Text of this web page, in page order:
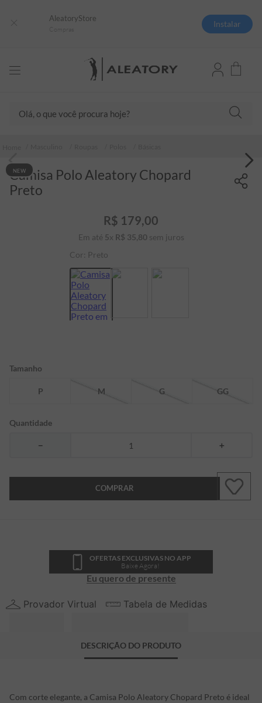
AleatoryStore
Instalar
NEW
Camisa Polo Aleatory Chopard
Preto
R$ 179,00
Em até 5x R$ 35,80 sem juros
Cor: Preto
Tamanho
P M G GG
Quantidade
＋
－
COMPRAR
OFERTAS EXCLUSIVAS NO APP
Baixe Agora!
Eu quero de presente
Provador Virtual Tabela de Medidas
DESCRIÇÃO DO PRODUTO
Com corte elegante, a Camisa Polo Aleatory Chopard Preto é ideal
2 º
camiseta listrada
4º
camiseta
5º
jaqueta
bermuda